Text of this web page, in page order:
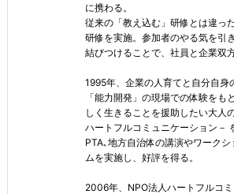
に携わる。
従来の「教え込む」研修とは違っ
研修を実施。参加者のやる気を引
結びつけることで、社員と企業双
1995年、企業の人育てと自分自身
「能力開発」の現場での体験をも
しく生きることを援助したい大人
ハートフルコミュニケーション－
PTA､地方自治体の講演やワーク
ムを実施し、好評を得る。
2006年、NPO法人ハートフルコミ